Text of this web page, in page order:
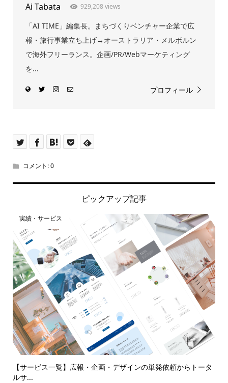
Ai Tabata 929,208 views
「AI TIME」編集長。まちづくりベンチャー企業で広
報・旅行事業立ち上げ→オーストラリア・メルボルン
で海外フリーランス。企画/PR/Webマーケティング
を...
プロフィール
コメント:0
ピックアップ記事
実績・サービス
【サービス一覧】広報・企画・デザインの単発依頼からトータ
ルサ...